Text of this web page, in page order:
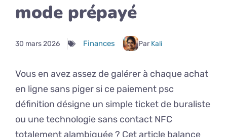
mode prépayé
30 mars 2026 Finances Par Kali
Vous en avez assez de galérer à chaque achat
en ligne sans piger si ce paiement psc
définition désigne un simple ticket de buraliste
ou une technologie sans contact NFC
totalement alambiquée ? Cet article balance